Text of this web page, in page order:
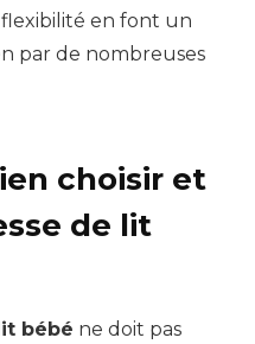
en font un
par de nombreuses
choisir et
de lit
bébé ne doit pas